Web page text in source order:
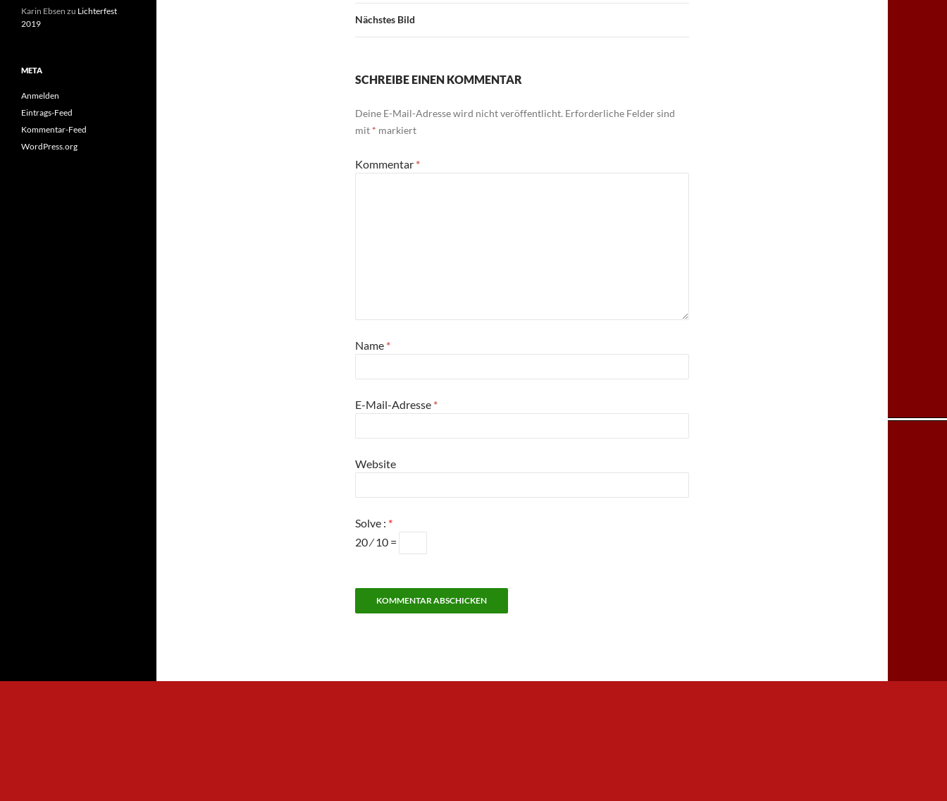
Nächstes Bild
SCHREIBE EINEN KOMMENTAR
Deine E-Mail-Adresse wird nicht veröffentlicht. Erforderliche Felder sind
mit * markiert
Kommentar *
Name *
E-Mail-Adresse *
Website
Solve : *
20 ⁄ 10 =
Karin Ebsen zu Lichterfest
2019
META
Anmelden
Eintrags-Feed
Kommentar-Feed
WordPress.org